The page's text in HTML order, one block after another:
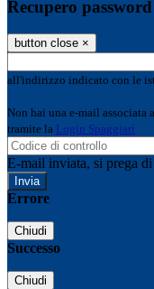
Recupero password
button close ×
all'indirizzo indicato con le
Non hai una e-mail associata
tramite la Login Spaggiari
E-mail inviata, si prega
Errore
Chiudi
Successo
Chiudi